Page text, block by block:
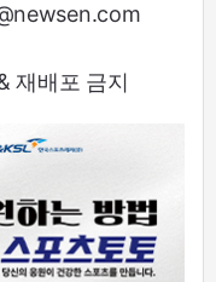
재배포 금지